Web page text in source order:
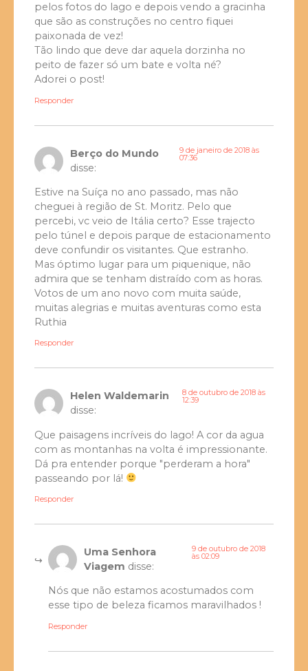
pelos fotos do lago e depois vendo a gracinha
que são as construções no centro fiquei
paixonada de vez!
Tão lindo que deve dar aquela dorzinha no
peito de fazer só um bate e volta né?
Adorei o post!
Responder
Berço do Mundo
disse:
9 de janeiro de 2018 às
07:36
Estive na Suíça no ano passado, mas não
cheguei à região de St. Moritz. Pelo que
percebi, vc veio de Itália certo? Esse trajecto
pelo túnel e depois parque de estacionamento
deve confundir os visitantes. Que estranho.
Mas óptimo lugar para um piquenique, não
admira que se tenham distraído com as horas.
Votos de um ano novo com muita saúde,
muitas alegrias e muitas aventuras como esta
Ruthia
Responder
Helen Waldemarin
disse:
8 de outubro de 2018 às
12:39
Que paisagens incríveis do lago! A cor da agua
com as montanhas na volta é impressionante.
Dá pra entender porque "perderam a hora"
passeando por lá!
Responder
Uma Senhora
Viagem disse:
9 de outubro de 2018
às 02:09
Nós que não estamos acostumados com
esse tipo de beleza ficamos maravilhados !
Responder